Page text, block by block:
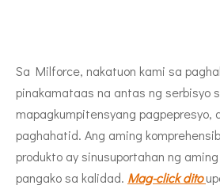
Sa Milforce, nakatuon kami sa
pinakamataas na antas ng serbisyo
mapagkumpitensyang pagpepresyo,
paghahatid. Ang aming
produkto ay sinusuportahan ng
pangako sa kalidad. Mag-click dito